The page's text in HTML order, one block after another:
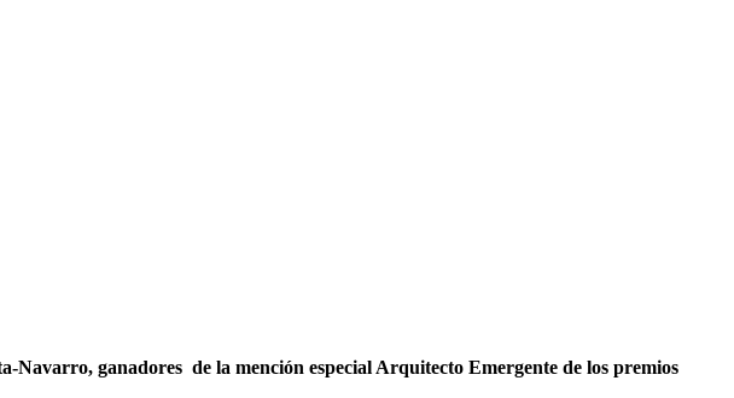
ganadores de la mención especial Arquitecto Emergente de los premios